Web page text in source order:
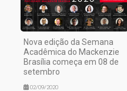
Nova edição da Semana
Acadêmica do Mackenzie
Brasília começa em 08 de
setembro
02/09/2020